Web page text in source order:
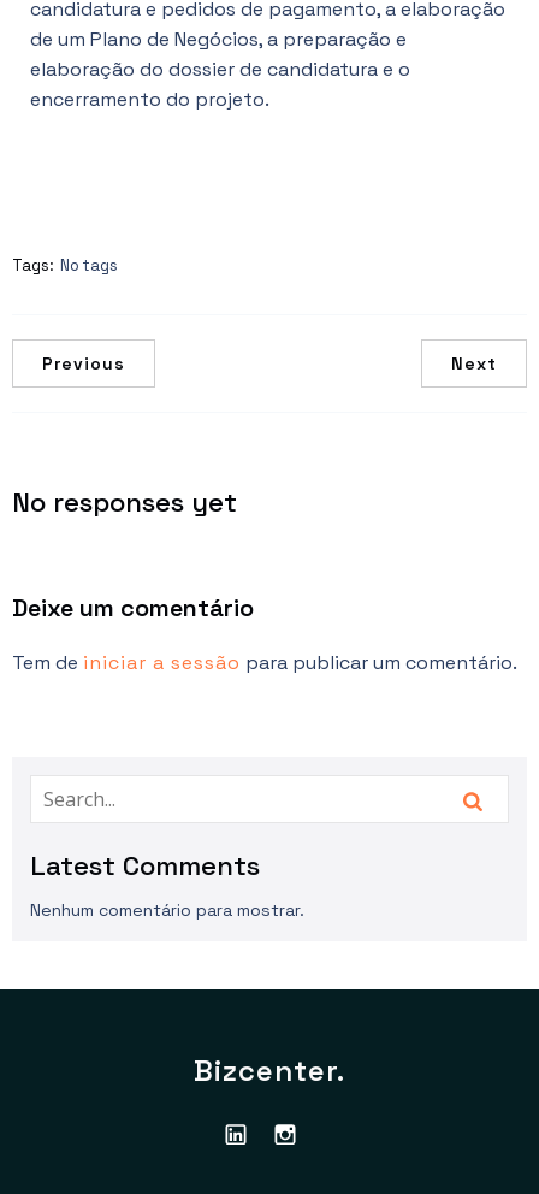
candidatura e pedidos de pagamento, a elaboração
de um Plano de Negócios, a preparação e
elaboração do dossier de candidatura e o
encerramento do projeto.
Tags: No tags
Previous Next
No responses yet
Deixe um comentário
Tem de iniciar a sessão para publicar um comentário.
Latest Comments
Nenhum comentário para mostrar.
Bizcenter.